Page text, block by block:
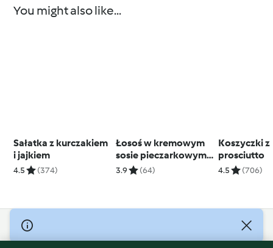
You might also like...
Sałatka z kurczakiem
i jajkiem
4.5 (374)
Łosoś w kremowym
sosie pieczarkowym z
ziemniakami (w stacji
3.9 (64)
Koszyczki z
prosciutto
4.5 (706)
© Copyright 2026